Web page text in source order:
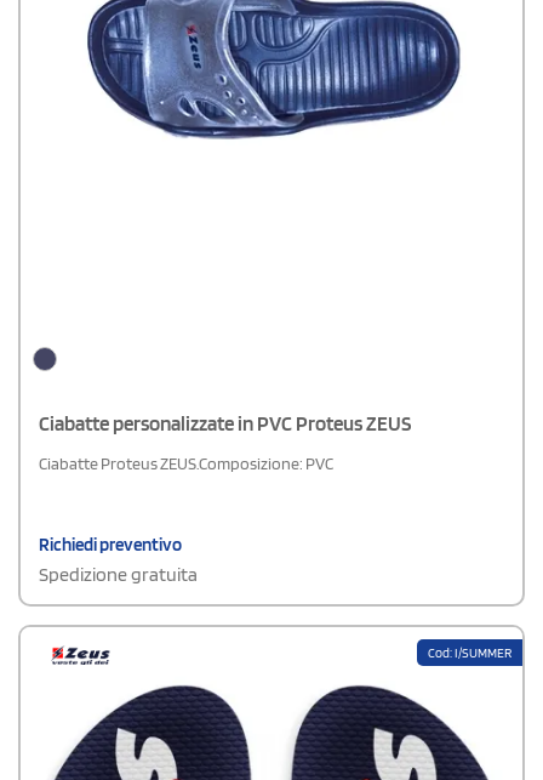
Ciabatte personalizzate in PVC Proteus ZEUS
Ciabatte Proteus ZEUS.Composizione: PVC
Richiedi preventivo
Spedizione gratuita
Cod: I/SUMMER